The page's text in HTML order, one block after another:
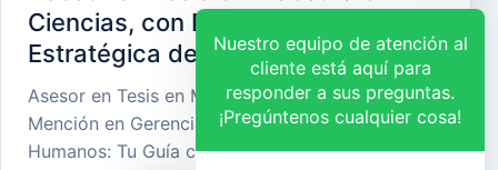
Ciencias, con Mención en Gerencia
Estratégica de Recursos Humanos
Asesor en Tesis en Maestría en Ciencias, con
Mención en Gerencia Estratégica de Recursos
Humanos: Tu Guía cara…
Nuestro equipo de atención al
cliente está aquí para
responder a sus preguntas.
¡Pregúntenos cualquier cosa!